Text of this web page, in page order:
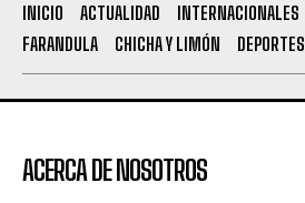
INICIO ACTUALIDAD INTERNACIONALES
FARANDULA
CHICHA Y LIMÓN DEPORTES
ACERCA DE NOSOTROS